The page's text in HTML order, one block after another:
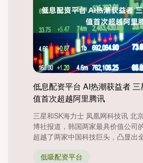
低息配资平台 AI热潮获益者
值首次超越阿里腾讯
三星和SK海力士 凤凰网科技讯 北
博社报道，韩国两家最具价值公司
超越了两家中国科技巨头，凸显出
低吸配资平台